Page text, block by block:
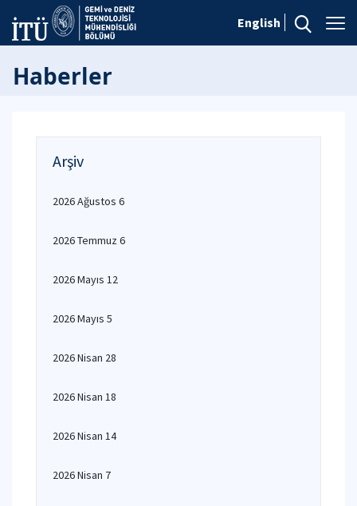
English
Haberler
Arşiv
2026 Ağustos 6
2026 Temmuz 6
2026 Mayıs 12
2026 Mayıs 5
2026 Nisan 28
2026 Nisan 18
2026 Nisan 14
2026 Nisan 7